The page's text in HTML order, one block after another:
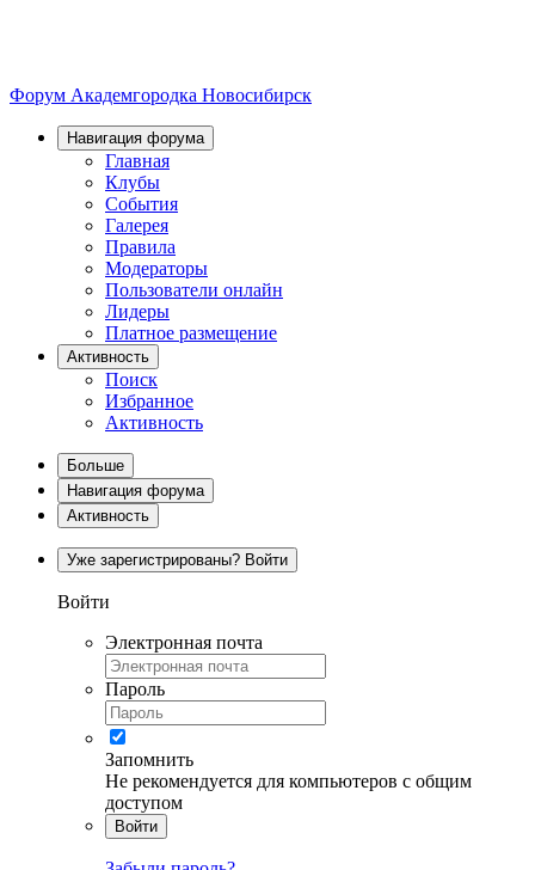
Форум Академгородка Новосибирск
Навигация форума
Главная
Клубы
События
Галерея
Правила
Модераторы
Пользователи онлайн
Лидеры
Платное размещение
Активность
Поиск
Избранное
Активность
Больше
Навигация форума
Активность
Уже зарегистрированы? Войти
Войти
Электронная почта
Пароль
Запомнить
Не рекомендуется для компьютеров с общим
доступом
Войти